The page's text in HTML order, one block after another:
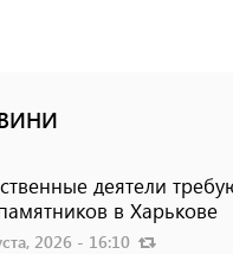
деятели
в Харькове
2026 - 16:10